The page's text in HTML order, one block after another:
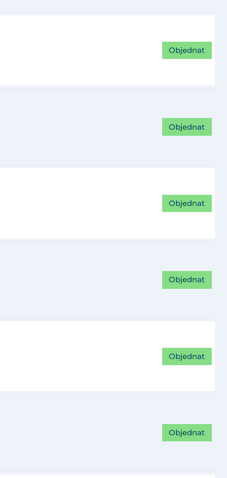
Objednat
Objednat
Objednat
Objednat
Objednat
Objednat